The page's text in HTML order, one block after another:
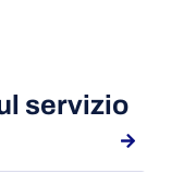
servizio